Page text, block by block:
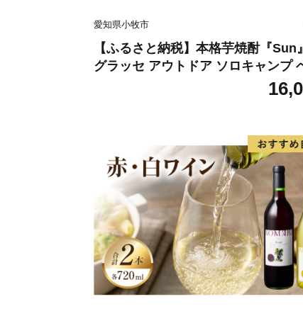
愛知県小牧市
【ふるさと納税】本格芋焼酎『Sun
グラッセ アウトドア ソロキャンプ